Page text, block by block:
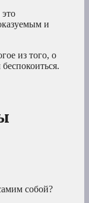
и
из того, о
собой?